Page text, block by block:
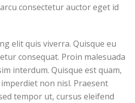
consectetur auctor eget id
elit quis viverra. Quisque eu
consequat. Proin malesuada
interdum. Quisque est quam,
non nisl. Praesent
tempor ut, cursus eleifend